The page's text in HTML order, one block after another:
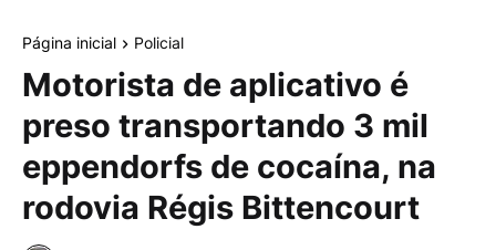
Página inicial Policial
Motorista de aplicativo é
preso transportando 3 mil
eppendorfs de cocaína, na
rodovia Régis Bittencourt